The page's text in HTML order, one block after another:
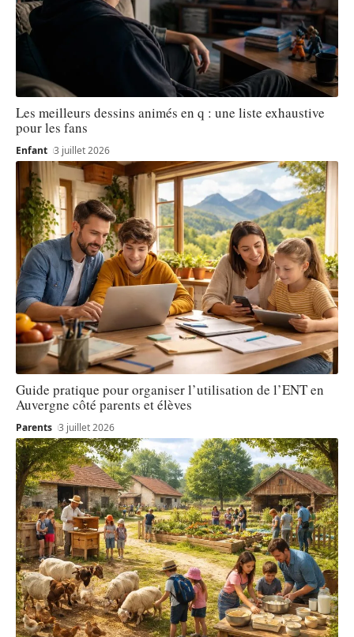
Les meilleurs dessins animés en q : une liste exhaustive
pour les fans
Enfant 3 juillet 2026
Guide pratique pour organiser l’utilisation de l’ENT en
Auvergne côté parents et élèves
Parents 3 juillet 2026